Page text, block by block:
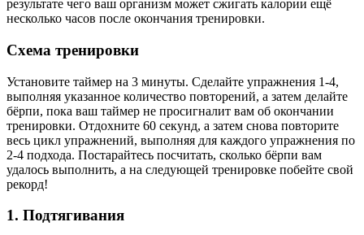
результате чего ваш организм может сжигать калории ещё
несколько часов после окончания тренировки.
Схема тренировки
Установите таймер на 3 минуты. Сделайте упражнения 1-4,
выполняя указанное количество повторений, а затем делайте
бёрпи, пока ваш таймер не просигналит вам об окончании
тренировки. Отдохните 60 секунд, а затем снова повторите
весь цикл упражнений, выполняя для каждого упражнения по
2-4 подхода. Постарайтесь посчитать, сколько бёрпи вам
удалось выполнить, а на следующей тренировке побейте свой
рекорд!
1. Подтягивания